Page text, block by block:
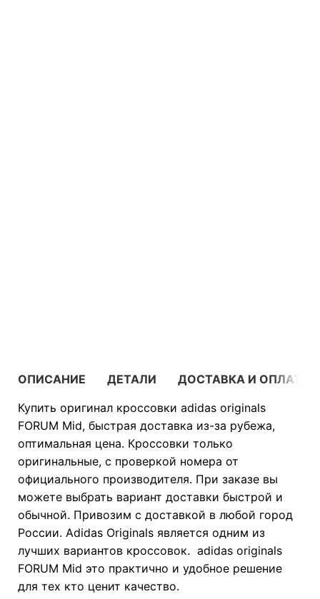
ОПИСАНИЕ ДЕТАЛИ
ДОСТАВКА И ОПЛАТА
Купить оригинал кроссовки adidas originals
FORUM Mid, быстрая доставка из-за рубежа,
оптимальная цена. Кроссовки только
оригинальные, с проверкой номера от
официального производителя. При заказе вы
можете выбрать вариант доставки быстрой и
обычной. Привозим с доставкой в любой город
России. Adidas Originals является одним из
лучших вариантов кроссовок. adidas originals
FORUM Mid это практично и удобное решение
для тех кто ценит качество.